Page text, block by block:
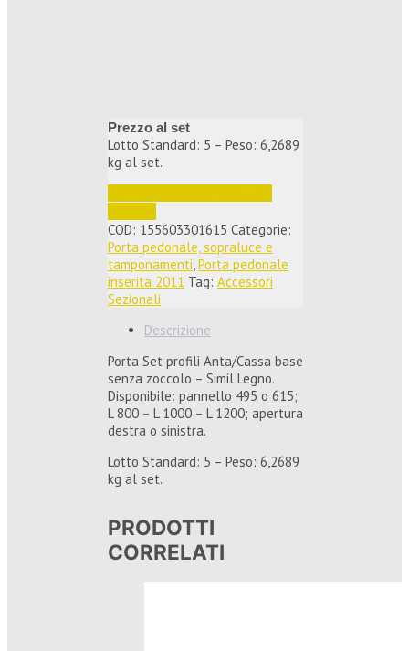
Prezzo al set
Lotto Standard: 5 – Peso: 6,2689
kg al set.
COD: 155603301615 Categorie:
Porta pedonale, sopraluce e
tamponamenti,Porta pedonale
inserita 2011 Tag: Accessori
Sezionali
Descrizione
Porta Set profili Anta/Cassa base
senza zoccolo – Simil Legno.
Disponibile: pannello 495 o 615;
L 800 – L 1000 – L 1200; apertura
destra o sinistra.
Lotto Standard: 5 – Peso: 6,2689
kg al set.
PRODOTTI
CORRELATI